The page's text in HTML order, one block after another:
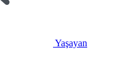
Yaşayan